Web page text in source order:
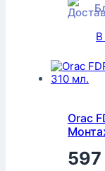
В
Orac
597